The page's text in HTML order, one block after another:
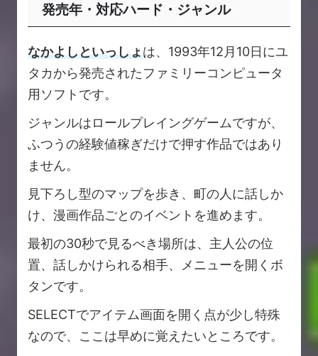
発売年・対応ハード・ジャンル
なかよしといっしょは、1993年12月10日にユ
タカから発売されたファミリーコンピュータ
用ソフトです。
ジャンルはロールプレイングゲームですが、
ふつうの経験値稼ぎだけで押す作品ではあり
ません。
見下ろし型のマップを歩き、町の人に話しか
け、漫画作品ごとのイベントを進めます。
最初の30秒で見るべき場所は、主人公の位
置、話しかけられる相手、メニューを開くボ
タンです。
SELECTでアイテム画面を開く点が少し特殊
なので、ここは早めに覚えたいところです。